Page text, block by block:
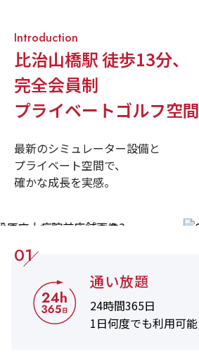
Introduction
比治山橋駅 徒歩13分、
完全会員制
プライベートゴルフ空間
最新のシミュレーター設備と
プライベート空間で、
確かな成長を実感。
01
通い放題
24時間365日
1日何度でも利用可能